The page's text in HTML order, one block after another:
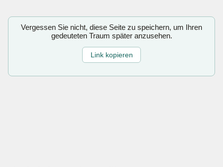
Vergessen Sie nicht, diese Seite zu speichern, um Ihren
gedeuteten Traum später anzusehen.
Link kopieren